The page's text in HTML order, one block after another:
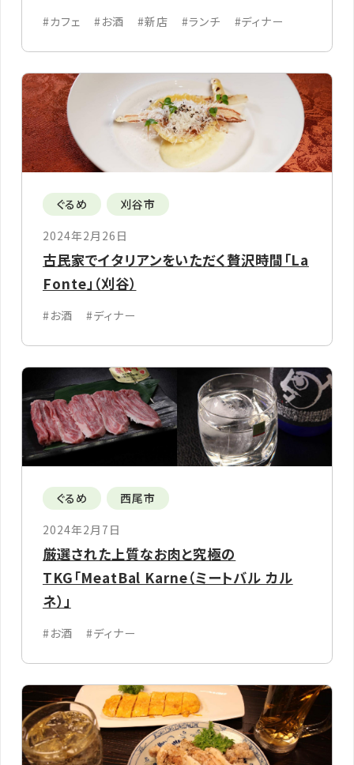
#カフェ #お酒 #新店 #ランチ #ディナー
ぐるめ
刈谷市
2024年2月26日
古民家でイタリアンをいただく贅沢時間「La
Fonte」（刈谷）
#お酒 #ディナー
ぐるめ
西尾市
2024年2月7日
厳選された上質なお肉と究極の
TKG「MeatBal Karne（ミートバル カル
ネ）」
#お酒 #ディナー